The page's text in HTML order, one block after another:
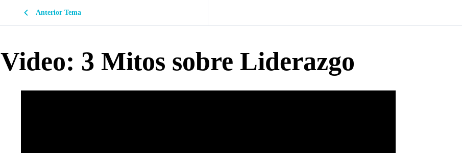
Anterior Tema
Video: 3 Mitos sobre Liderazgo